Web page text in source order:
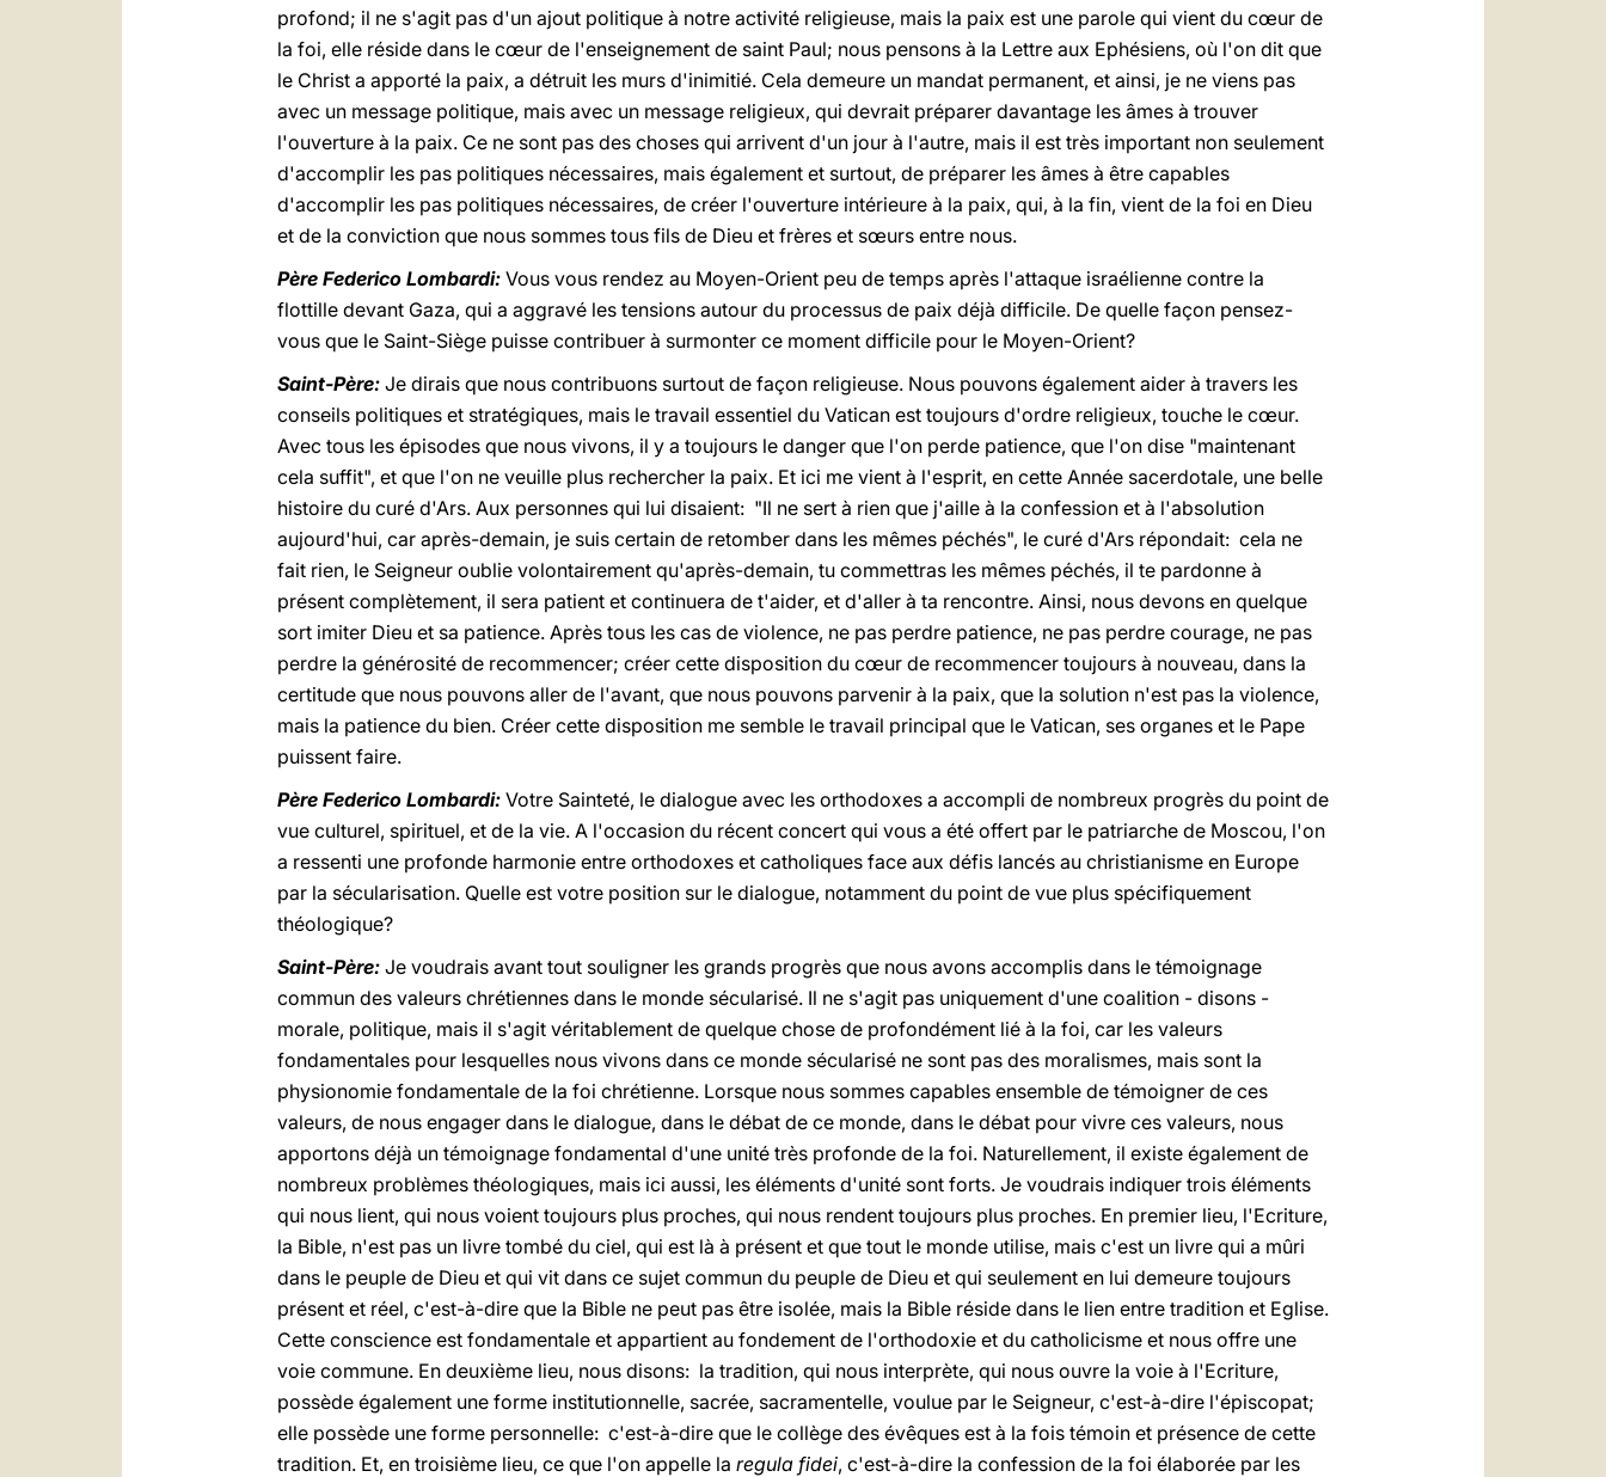
profond; il ne s'agit pas d'un ajout politique à notre activité religieuse, mais la paix est une parole qui vient du cœur de
la foi, elle réside dans le cœur de l'enseignement de saint Paul; nous pensons à la Lettre aux Ephésiens, où l'on dit que
le Christ a apporté la paix, a détruit les murs d'inimitié. Cela demeure un mandat permanent, et ainsi, je ne viens pas
avec un message politique, mais avec un message religieux, qui devrait préparer davantage les âmes à trouver
l'ouverture à la paix. Ce ne sont pas des choses qui arrivent d'un jour à l'autre, mais il est très important non seulement
d'accomplir les pas politiques nécessaires, mais également et surtout, de préparer les âmes à être capables
d'accomplir les pas politiques nécessaires, de créer l'ouverture intérieure à la paix, qui, à la fin, vient de la foi en Dieu
et de la conviction que nous sommes tous fils de Dieu et frères et sœurs entre nous.
Père Federico Lombardi: Vous vous rendez au Moyen-Orient peu de temps après l'attaque israélienne contre la
flottille devant Gaza, qui a aggravé les tensions autour du processus de paix déjà difficile. De quelle façon pensez-
vous que le Saint-Siège puisse contribuer à surmonter ce moment difficile pour le Moyen-Orient?
Saint-Père: Je dirais que nous contribuons surtout de façon religieuse. Nous pouvons également aider à travers les
conseils politiques et stratégiques, mais le travail essentiel du Vatican est toujours d'ordre religieux, touche le cœur.
Avec tous les épisodes que nous vivons, il y a toujours le danger que l'on perde patience, que l'on dise "maintenant
cela suffit", et que l'on ne veuille plus rechercher la paix. Et ici me vient à l'esprit, en cette Année sacerdotale, une belle
histoire du curé d'Ars. Aux personnes qui lui disaient: "Il ne sert à rien que j'aille à la confession et à l'absolution
aujourd'hui, car après-demain, je suis certain de retomber dans les mêmes péchés", le curé d'Ars répondait: cela ne
fait rien, le Seigneur oublie volontairement qu'après-demain, tu commettras les mêmes péchés, il te pardonne à
présent complètement, il sera patient et continuera de t'aider, et d'aller à ta rencontre. Ainsi, nous devons en quelque
sort imiter Dieu et sa patience. Après tous les cas de violence, ne pas perdre patience, ne pas perdre courage, ne pas
perdre la générosité de recommencer; créer cette disposition du cœur de recommencer toujours à nouveau, dans la
certitude que nous pouvons aller de l'avant, que nous pouvons parvenir à la paix, que la solution n'est pas la violence,
mais la patience du bien. Créer cette disposition me semble le travail principal que le Vatican, ses organes et le Pape
puissent faire.
Père Federico Lombardi: Votre Sainteté, le dialogue avec les orthodoxes a accompli de nombreux progrès du point de
vue culturel, spirituel, et de la vie. A l'occasion du récent concert qui vous a été offert par le patriarche de Moscou, l'on
a ressenti une profonde harmonie entre orthodoxes et catholiques face aux défis lancés au christianisme en Europe
par la sécularisation. Quelle est votre position sur le dialogue, notamment du point de vue plus spécifiquement
théologique?
Saint-Père: Je voudrais avant tout souligner les grands progrès que nous avons accomplis dans le témoignage
commun des valeurs chrétiennes dans le monde sécularisé. Il ne s'agit pas uniquement d'une coalition - disons -
morale, politique, mais il s'agit véritablement de quelque chose de profondément lié à la foi, car les valeurs
fondamentales pour lesquelles nous vivons dans ce monde sécularisé ne sont pas des moralismes, mais sont la
physionomie fondamentale de la foi chrétienne. Lorsque nous sommes capables ensemble de témoigner de ces
valeurs, de nous engager dans le dialogue, dans le débat de ce monde, dans le débat pour vivre ces valeurs, nous
apportons déjà un témoignage fondamental d'une unité très profonde de la foi. Naturellement, il existe également de
nombreux problèmes théologiques, mais ici aussi, les éléments d'unité sont forts. Je voudrais indiquer trois éléments
qui nous lient, qui nous voient toujours plus proches, qui nous rendent toujours plus proches. En premier lieu, l'Ecriture,
la Bible, n'est pas un livre tombé du ciel, qui est là à présent et que tout le monde utilise, mais c'est un livre qui a mûri
dans le peuple de Dieu et qui vit dans ce sujet commun du peuple de Dieu et qui seulement en lui demeure toujours
présent et réel, c'est-à-dire que la Bible ne peut pas être isolée, mais la Bible réside dans le lien entre tradition et Eglise.
Cette conscience est fondamentale et appartient au fondement de l'orthodoxie et du catholicisme et nous offre une
voie commune. En deuxième lieu, nous disons: la tradition, qui nous interprète, qui nous ouvre la voie à l'Ecriture,
possède également une forme institutionnelle, sacrée, sacramentelle, voulue par le Seigneur, c'est-à-dire l'épiscopat;
elle possède une forme personnelle: c'est-à-dire que le collège des évêques est à la fois témoin et présence de cette
tradition. Et, en troisième lieu, ce que l'on appelle la regula fidei, c'est-à-dire la confession de la foi élaborée par les